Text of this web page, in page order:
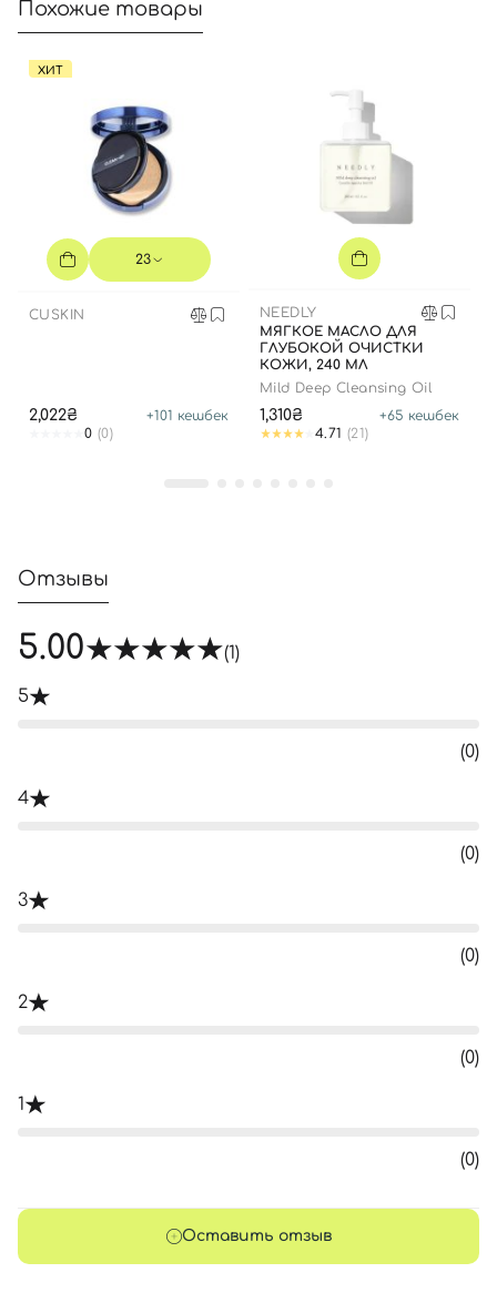
Похожие товары
ХИТ
23
CUSKIN
2,022₴ +101 кешбек
0 (0)
NEEDLY
МЯГКОЕ МАСЛО ДЛЯ
ГЛУБОКОЙ ОЧИСТКИ
КОЖИ, 240 МЛ
Mild Deep Cleansing Oil
1,310₴ +65 кешбек
4.71 (21)
Отзывы
5.00 (1)
5
(0)
4
(0)
3
(0)
2
(0)
1
(0)
Оставить отзыв
Номер телефона
Отправляя форму для авторизации/регистрации, вы
принимаете условия
Пользовательские соглашения
Войти с помощью e-mail